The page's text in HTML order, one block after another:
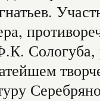
Сологуба,